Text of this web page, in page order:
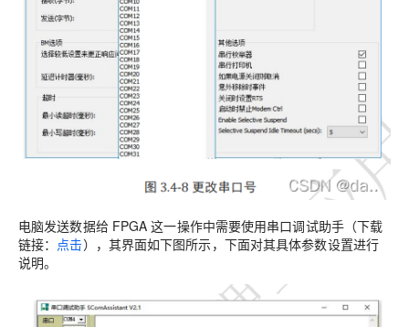
电脑发送数据给 FPGA 这一操作中需要使用串口调试助手（下载
链接： 点击），其界面如下图所示，下面对其具体参数设置进行
说明。